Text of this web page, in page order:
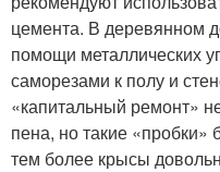
цемента. В деревянном
помощи металлических
саморезами к полу и
«капитальный ремонт»
пена, но такие
тем более крысы